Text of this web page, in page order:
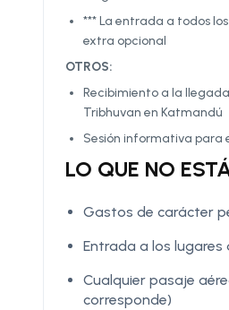
*** La entrada a todos
extra opcional
OTROS:
Recibimiento a la
Tribhuvan en Katmandú
Sesión informativa para
LO QUE NO
Gastos de carácter
Entrada a los
Cualquier pasaje
corresponde)